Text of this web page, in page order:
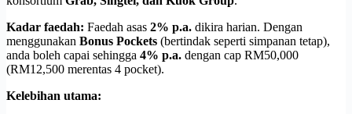
Kadar faedah: Faedah asas 2% p.a. dikira harian. Dengan
menggunakan Bonus Pockets (bertindak seperti simpanan tetap),
anda boleh capai sehingga 4% p.a. dengan cap RM50,000
(RM12,500 merentas 4 pocket).
Kelebihan utama: